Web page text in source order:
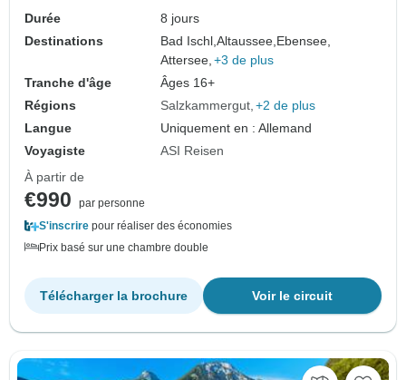
Durée
8 jours
Destinations
Bad Ischl,Altaussee,Ebensee,
Attersee, +3 de plus
Tranche d'âge
Âges 16+
Régions
Salzkammergut +2 de plus
Langue
Uniquement en : Allemand
Voyagiste
ASI Reisen
À partir de
€990
par personne
S'inscrire pour réaliser des économies
Prix basé sur une chambre double
Voir le circuit
Télécharger la brochure